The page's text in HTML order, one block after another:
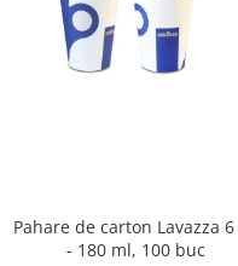
Pahare de carton Lavazza 6
- 180 ml, 100 buc